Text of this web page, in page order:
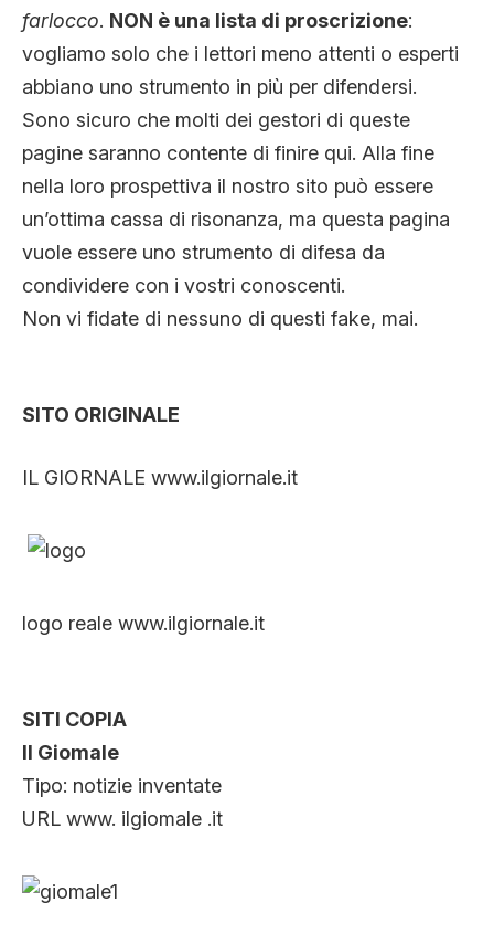
farlocco. NON è una lista di proscrizione:
vogliamo solo che i lettori meno attenti o esperti
abbiano uno strumento in più per difendersi.
Sono sicuro che molti dei gestori di queste
pagine saranno contente di finire qui. Alla fine
nella loro prospettiva il nostro sito può essere
un’ottima cassa di risonanza, ma questa pagina
vuole essere uno strumento di difesa da
condividere con i vostri conoscenti.
Non vi fidate di nessuno di questi fake, mai.
SITO ORIGINALE
IL GIORNALE www.ilgiornale.it
logo reale www.ilgiornale.it
SITI COPIA
Il Giomale
Tipo: notizie inventate
URL www. ilgiomale .it